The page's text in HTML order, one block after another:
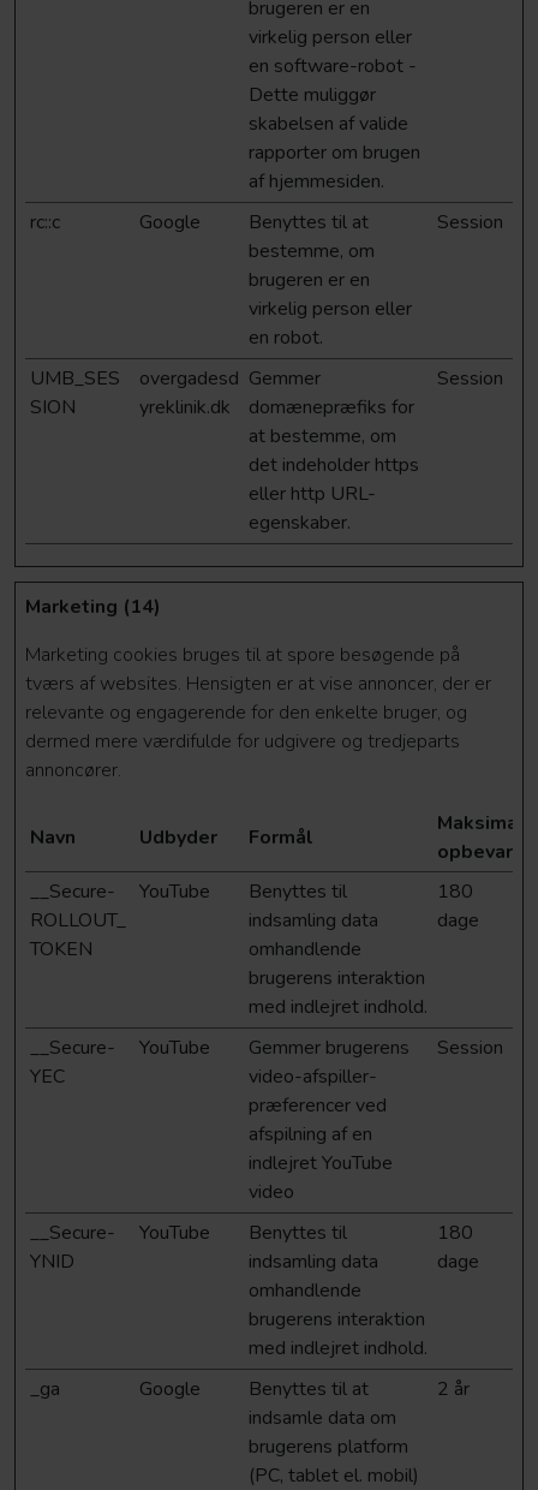
brugeren er en
virkelig person eller
en software-robot -
Dette muliggør
skabelsen af valide
rapporter om brugen
af hjemmesiden.
rc::c
Google
Benyttes til at
bestemme, om
brugeren er en
virkelig person eller
en robot.
Session
UMB_SES
SION
overgadesd
yreklinik.dk
Gemmer
domænepræfiks for
at bestemme, om
det indeholder https
eller http URL-
egenskaber.
Session
Marketing (14)
Marketing cookies bruges til at spore besøgende på
tværs af websites. Hensigten er at vise annoncer, der er
relevante og engagerende for den enkelte bruger, og
dermed mere værdifulde for udgivere og tredjeparts
annoncører.
Navn Udbyder Formål
Maksimal
__Secure-
ROLLOUT_
TOKEN
YouTube
Benyttes til
indsamling data
omhandlende
brugerens interaktion
med indlejret indhold.
180
dage
__Secure-
YEC
YouTube
Gemmer brugerens
video-afspiller-
præferencer ved
afspilning af en
indlejret YouTube
video
Session
__Secure-
YNID
YouTube
Benyttes til
indsamling data
omhandlende
brugerens interaktion
med indlejret indhold.
180
dage
_ga Google
Benyttes til at
indsamle data om
brugerens platform
(PC, tablet el. mobil)
2 år